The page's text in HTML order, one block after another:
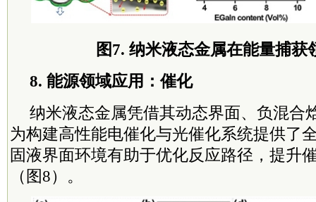
图7. 纳米液态金属在能量捕获
8. 能源领域应用：催化
纳米液态金属凭借其动态界面、负混合
为构建高性能电催化与光催化系统提供了
固液界面环境有助于优化反应路径，提升
（图8）。